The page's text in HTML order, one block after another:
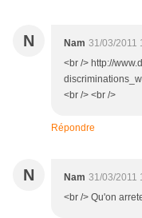
N Nam 31/03/2011
<br /> http://
<br /> <br />
Répondre
N Nam 31/03/2011
<br /> Qu'on